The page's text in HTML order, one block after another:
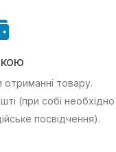
товару.
(при собі необхідно
посвідчення).